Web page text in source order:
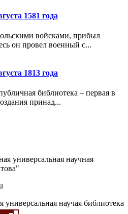
1581 года
войсками, прибыл
он провел военный с...
1813 года
библиотека – первая в
принад...
универсальная научная
универсальная научая библиотека